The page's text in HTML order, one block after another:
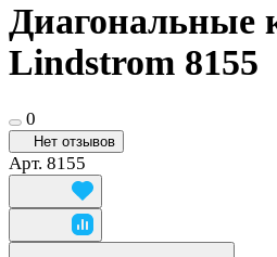
Диагональные
Lindstrom 8155
0
Нет отзывов
Арт. 8155